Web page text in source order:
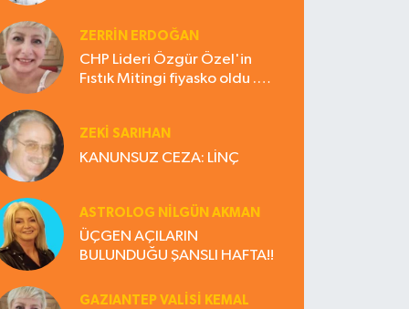
ZERRIN ERDOĞAN
CHP Lideri Özgür Özel'in
Fıstık Mitingi fiyasko oldu .
ZEKI SARIHAN
KANUNSUZ CEZA: LİNÇ
ASTROLOG NILGÜN AKMAN
ÜÇGEN AÇILARIN
BULUNDUĞU ŞANSLI HAFTA!!
GAZIANTEP VALISI KEMAL